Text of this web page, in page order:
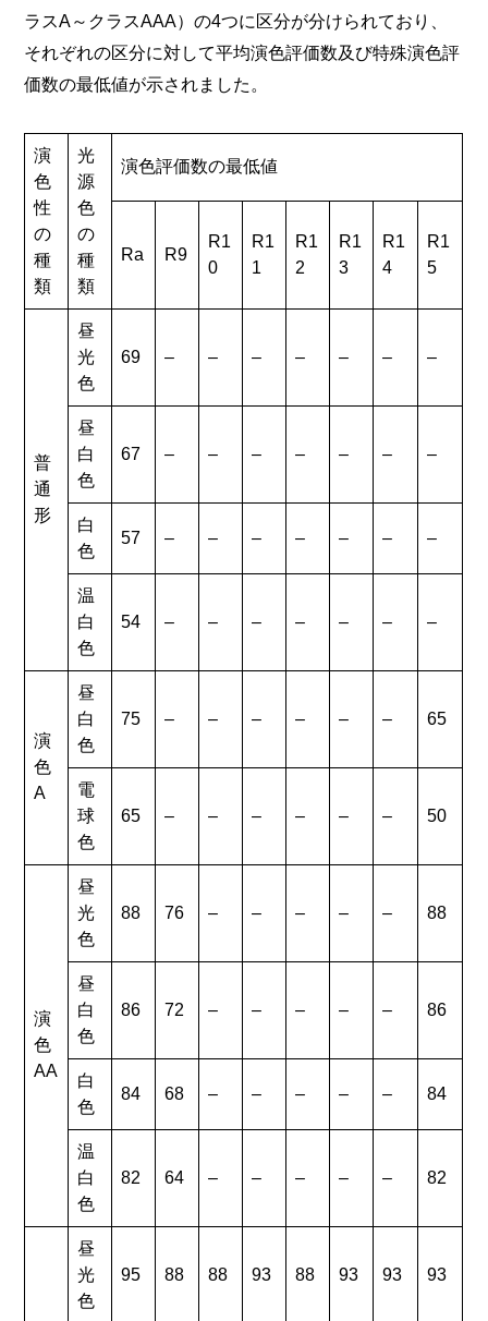
ラスA～クラスAAA）の4つに区分が分けられており、
それぞれの区分に対して平均演色評価数及び特殊演色評
価数の最低値が示されました。
演
色
性
の
種
類
光
源
色
の
種
類
演色評価数の最低値
Ra R9
R1
0
R1
1
R1
2
R1
3
R1
4
R1
5
普
通
形
昼
光
色
69 – – – – – – –
昼
白
色
67 – – – – – – –
白
色
57 – – – – – – –
温
白
色
54 – – – – – – –
演
色
A
昼
白
色
75 – – – – – – 65
電
球
色
65 – – – – – – 50
演
色
AA
昼
光
色
88 76 – – – – – 88
昼
白
色
86 72 – – – – – 86
白
色
84 68 – – – – – 84
温
白
色
82 64 – – – – – 82
昼
光
色
95 88 88 93 88 93 93 93